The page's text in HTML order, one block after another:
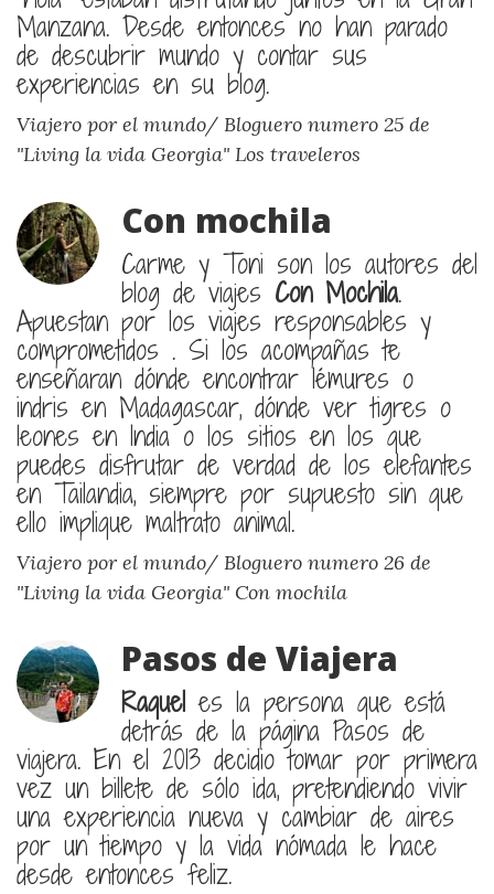
Manzana. Desde entonces no han parado
de descubrir mundo y contar sus
experiencias en su blog.
Viajero por el mundo/ Bloguero numero 25 de
"Living la vida Georgia" Los traveleros
Con mochila
Carme y Toni son los autores del
blog de viajes Con Mochila.
Apuestan por los viajes responsables y
comprometidos . Si los acompañas te
enseñaran dónde encontrar lémures o
indris en Madagascar, dónde ver tigres o
leones en India o los sitios en los que
puedes disfrutar de verdad de los elefantes
en Tailandia, siempre por supuesto sin que
ello implique maltrato animal.
Viajero por el mundo/ Bloguero numero 26 de
"Living la vida Georgia" Con mochila
Pasos de Viajera
Raquel es la persona que está
detrás de la página Pasos de
viajera. En el 2013 decidio tomar por primera
vez un billete de sólo ida, pretendiendo vivir
una experiencia nueva y cambiar de aires
por un tiempo y la vida nómada le hace
desde entonces feliz.